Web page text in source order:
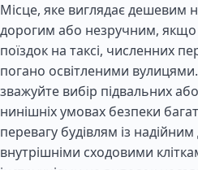
Місце, яке виглядає дешевим
дорогим або незручним, якщо
поїздок на таксі, численних
погано освітленими
зважуйте вибір підвальних
нинішніх умовах безпеки
перевагу будівлям із
внутрішніми сходовими